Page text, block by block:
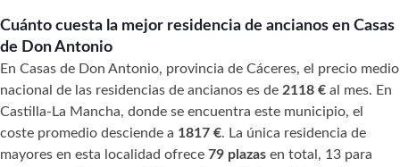
Cuánto cuesta la mejor residencia de ancianos en Casas
de Don Antonio
En Casas de Don Antonio, provincia de Cáceres, el precio medio
nacional de las residencias de ancianos es de 2118 € al mes. En
Castilla-La Mancha, donde se encuentra este municipio, el
coste promedio desciende a 1817 €. La única residencia de
mayores en esta localidad ofrece 79 plazas en total, 13 para